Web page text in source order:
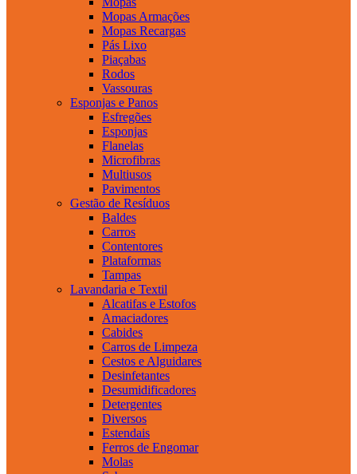
Mopas Armações
Mopas Recargas
Pás Lixo
Piaçabas
Rodos
Vassouras
Esponjas e Panos
Esfregões
Esponjas
Flanelas
Microfibras
Multiusos
Pavimentos
Gestão de Resíduos
Baldes
Carros
Contentores
Plataformas
Tampas
Lavandaria e Textil
Alcatifas e Estofos
Amaciadores
Cabides
Carros de Limpeza
Cestos e Alguidares
Desinfetantes
Desumidificadores
Detergentes
Diversos
Estendais
Ferros de Engomar
Molas